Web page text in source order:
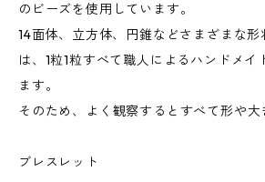
のビーズを使用しています。
14面体、立方体、円錐などさまざまな
は、1粒1粒すべて職人によるハンドメイ
ます。
そのため、よく観察するとすべて形や大
ブレスレット